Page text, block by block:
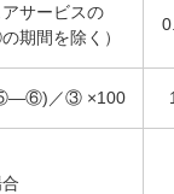
サービスの
期間を除く）
／③ ×100